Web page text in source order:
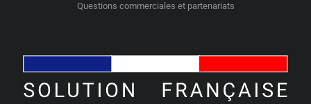
Questions commerciales et partenariats